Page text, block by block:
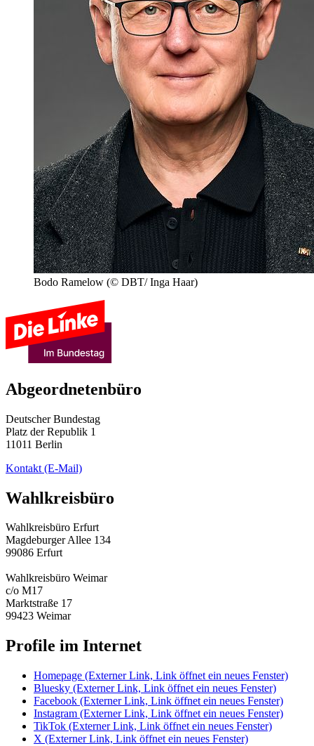
Bodo Ramelow (© DBT/ Inga Haar)
Abgeordnetenbüro
Deutscher Bundestag
Platz der Republik 1
11011 Berlin
Kontakt (E-Mail)
Wahlkreisbüro
Wahlkreisbüro Erfurt
Magdeburger Allee 134
99086 Erfurt
Wahlkreisbüro Weimar
c/o M17
Marktstraße 17
99423 Weimar
Profile im Internet
Homepage (Externer Link, Link öffnet ein neues Fenster)
Bluesky (Externer Link, Link öffnet ein neues Fenster)
Facebook (Externer Link, Link öffnet ein neues Fenster)
Instagram (Externer Link, Link öffnet ein neues Fenster)
TikTok (Externer Link, Link öffnet ein neues Fenster)
X (Externer Link, Link öffnet ein neues Fenster)